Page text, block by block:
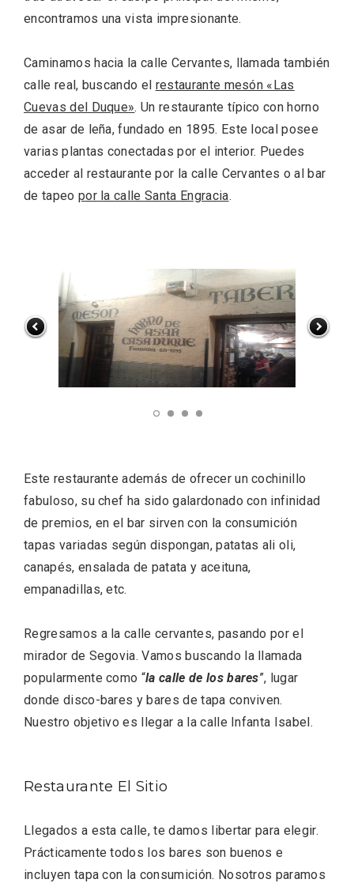
encontramos una vista impresionante.
Caminamos hacia la calle Cervantes, llamada también
calle real, buscando el restaurante mesón «Las
Cuevas del Duque». Un restaurante típico con horno
de asar de leña, fundado en 1895. Este local posee
varias plantas conectadas por el interior. Puedes
acceder al restaurante por la calle Cervantes o al bar
de tapeo por la calle Santa Engracia.
Este restaurante además de ofrecer un cochinillo
fabuloso, su chef ha sido galardonado con infinidad
de premios, en el bar sirven con la consumición
tapas variadas según dispongan, patatas ali oli,
canapés, ensalada de patata y aceituna,
empanadillas, etc.
Regresamos a la calle cervantes, pasando por el
mirador de Segovia. Vamos buscando la llamada
popularmente como “la calle de los bares”, lugar
donde disco-bares y bares de tapa conviven.
Nuestro objetivo es llegar a la calle Infanta Isabel.
Restaurante El Sitio
Llegados a esta calle, te damos libertar para elegir.
Prácticamente todos los bares son buenos e
incluyen tapa con la consumición. Nosotros paramos
Feria del Vino de Toro 2026; descubre
“Otros Vinos de Toro”
V Feria Europea del Queso 2026 en
Serrada